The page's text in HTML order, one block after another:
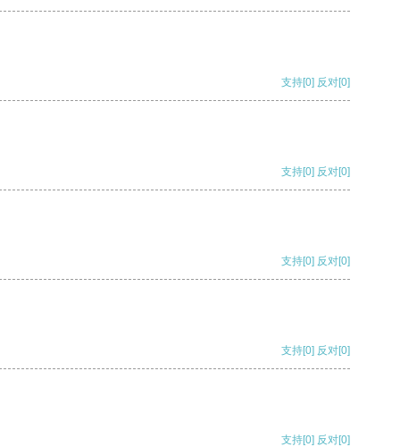
支持[0] 反对[0]
支持[0] 反对[0]
支持[0] 反对[0]
支持[0] 反对[0]
支持[0] 反对[0]